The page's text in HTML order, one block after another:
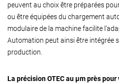
peuvent au choix être préparées
ou être équipées du chargement
modulaire de la machine facilite
Automation peut ainsi être intégrée
production.
La précision OTEC au µm près